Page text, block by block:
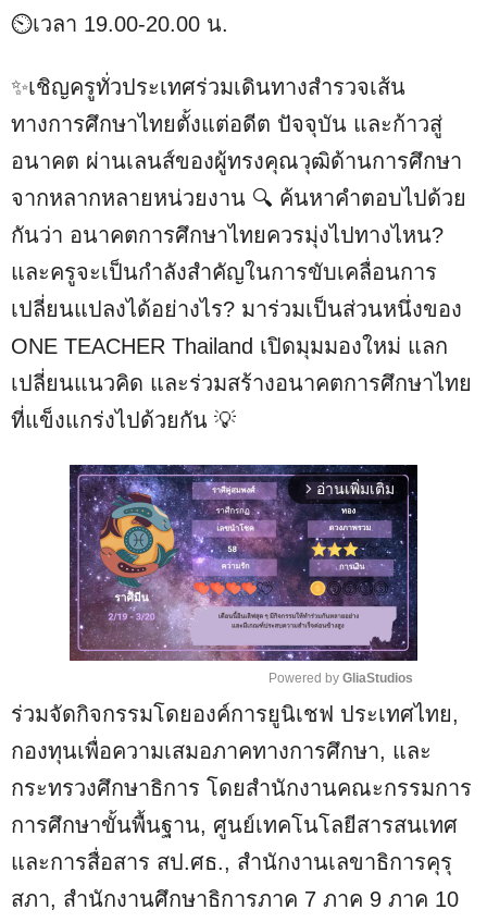
⏲️เวลา 19.00-20.00 น.
✨เชิญครูทั่วประเทศร่วมเดินทางสำรวจเส้น
ทางการศึกษาไทยตั้งแต่อดีต ปัจจุบัน และก้าวสู่
อนาคต ผ่านเลนส์ของผู้ทรงคุณวุฒิด้านการศึกษา
จากหลากหลายหน่วยงาน 🔍 ค้นหาคำตอบไปด้วย
กันว่า อนาคตการศึกษาไทยควรมุ่งไปทางไหน?
และครูจะเป็นกำลังสำคัญในการขับเคลื่อนการ
เปลี่ยนแปลงได้อย่างไร? มาร่วมเป็นส่วนหนึ่งของ
ONE TEACHER Thailand เปิดมุมมองใหม่ แลก
เปลี่ยนแนวคิด และร่วมสร้างอนาคตการศึกษาไทย
ที่แข็งแกร่งไปด้วยกัน 💡
arrow_forward_ios อ่านเพิ่มเติม
M
t
e
Powered by GliaStudios
ร่วมจัดกิจกรรมโดยองค์การยูนิเชฟ ประเทศไทย,
กองทุนเพื่อความเสมอภาคทางการศึกษา, และ
กระทรวงศึกษาธิการ โดยสำนักงานคณะกรรมการ
การศึกษาขั้นพื้นฐาน, ศูนย์เทคโนโลยีสารสนเทศ
และการสื่อสาร สป.ศธ., สำนักงานเลขาธิการคุรุ
สภา, สำนักงานศึกษาธิการภาค 7 ภาค 9 ภาค 10